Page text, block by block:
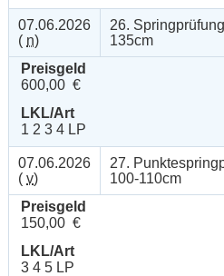
07.06.2026
( n)
26.
135cm
Preisgeld
600,00 €
LKL/Art
1 2 3 4 LP
07.06.2026
( v)
27.
100-110cm
Preisgeld
150,00 €
LKL/Art
3 4 5 LP